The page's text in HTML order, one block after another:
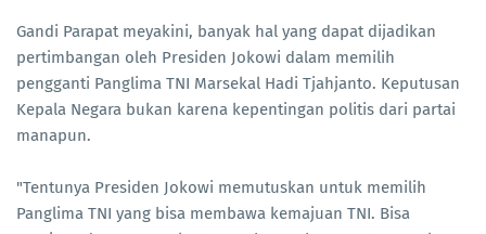
Gandi Parapat meyakini, banyak hal yang dapat dijadikan
pertimbangan oleh Presiden Jokowi dalam memilih
pengganti Panglima TNI Marsekal Hadi Tjahjanto. Keputusan
Kepala Negara bukan karena kepentingan politis dari partai
manapun.
"Tentunya Presiden Jokowi memutuskan untuk memilih
Panglima TNI yang bisa membawa kemajuan TNI. Bisa